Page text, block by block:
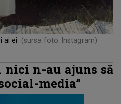
ai ei (sursa foto: Instagram)
nici n-au ajuns să
media”